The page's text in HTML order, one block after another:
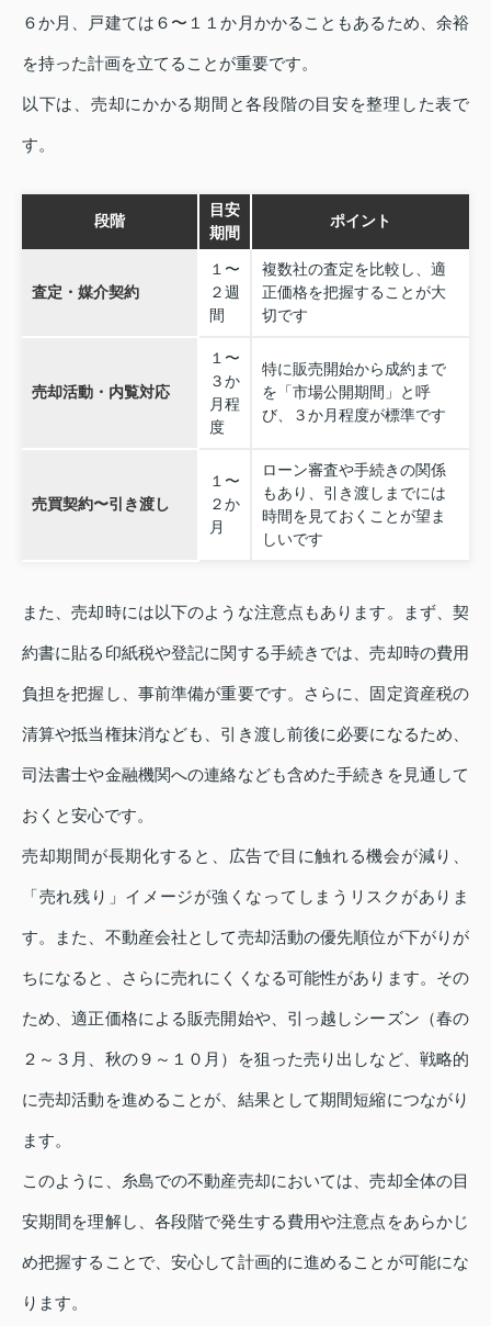
６か月、戸建ては６〜１１か月かかることもあるため、余裕
を持った計画を立てることが重要です。
以下は、売却にかかる期間と各段階の目安を整理した表で
す。
段階
目安
期間
ポイント
査定・媒介契約
１〜
２週
間
複数社の査定を比較し、適
正価格を把握することが大
切です
売却活動・内覧対応
１〜
３か
月程
度
特に販売開始から成約まで
を「市場公開期間」と呼
び、３か月程度が標準です
売買契約〜引き渡し
１〜
２か
月
ローン審査や手続きの関係
もあり、引き渡しまでには
時間を見ておくことが望ま
しいです
また、売却時には以下のような注意点もあります。まず、契
約書に貼る印紙税や登記に関する手続きでは、売却時の費用
負担を把握し、事前準備が重要です。さらに、固定資産税の
清算や抵当権抹消なども、引き渡し前後に必要になるため、
司法書士や金融機関への連絡なども含めた手続きを見通して
おくと安心です。
売却期間が長期化すると、広告で目に触れる機会が減り、
「売れ残り」イメージが強くなってしまうリスクがありま
す。また、不動産会社として売却活動の優先順位が下がりが
ちになると、さらに売れにくくなる可能性があります。その
ため、適正価格による販売開始や、引っ越しシーズン（春の
２～３月、秋の９～１０月）を狙った売り出しなど、戦略的
に売却活動を進めることが、結果として期間短縮につながり
ます。
このように、糸島での不動産売却においては、売却全体の目
安期間を理解し、各段階で発生する費用や注意点をあらかじ
め把握することで、安心して計画的に進めることが可能にな
ります。